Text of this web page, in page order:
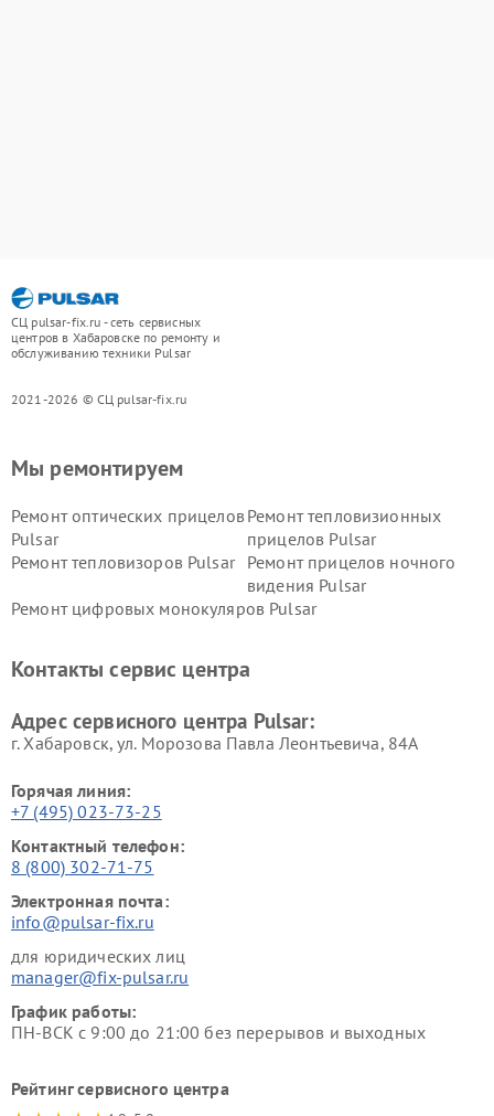
СЦ pulsar-fix.ru - сеть сервисных
центров в Хабаровске по ремонту и
обслуживанию техники Pulsar
2021-2026 © СЦ pulsar-fix.ru
Мы ремонтируем
Ремонт оптических прицелов
Pulsar
Ремонт тепловизионных
прицелов Pulsar
Ремонт тепловизоров Pulsar
Ремонт прицелов ночного
видения Pulsar
Ремонт цифровых монокуляров Pulsar
Контакты сервис центра
Адрес сервисного центра Pulsar:
г. Хабаровск, ул. Морозова Павла Леонтьевича, 84А
Горячая линия:
+7 (495) 023-73-25
Контактный телефон:
8 (800) 302-71-75
Электронная почта:
info@pulsar-fix.ru
для юридических лиц
manager@fix-pulsar.ru
График работы:
ПН-ВСК с 9:00 до 21:00 без перерывов и выходных
Рейтинг сервисного центра